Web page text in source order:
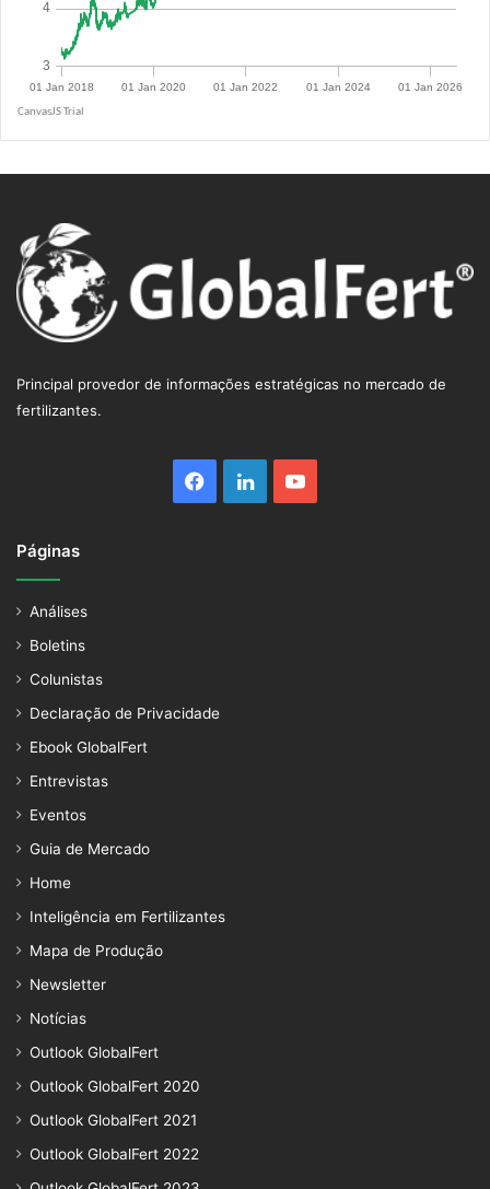
Principal provedor de informações estratégicas no mercado de
fertilizantes.
Facebook
LinkedinYouTube
Páginas
Análises
Boletins
Colunistas
Declaração de Privacidade
Ebook GlobalFert
Entrevistas
Eventos
Guia de Mercado
Home
Inteligência em Fertilizantes
Mapa de Produção
Newsletter
Notícias
Outlook GlobalFert
Outlook GlobalFert 2020
Outlook GlobalFert 2021
Outlook GlobalFert 2022